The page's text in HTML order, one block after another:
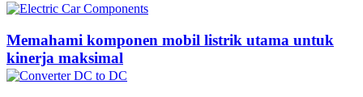
Memahami komponen mobil listrik utama untuk
kinerja maksimal